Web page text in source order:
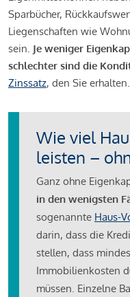
Sparbücher,
Liegenschaften wie
sein. Je weniger
schlechter sind die
Zinssatz, den Sie erhalten.
Wie viel
leisten –
Ganz ohne
in den wenigsten
sogenannte Haus-
darin, dass die
stellen, dass
Immobilienkosten
müssen. Einzelne